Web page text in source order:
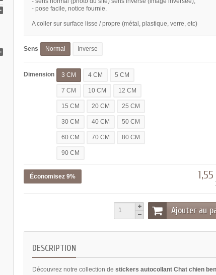
- pose facile, notice fournie.
A coller sur surface lisse / propre (métal, plastique, verre, etc)
Sens Normal Inverse
Dimension 3 CM 4 CM 5 CM
7 CM 10 CM 12 CM
15 CM 20 CM 25 CM
30 CM 40 CM 50 CM
60 CM 70 CM 80 CM
90 CM
Économisez 9%
Ajouter au
DESCRIPTION
Découvrez notre collection de stickers autocollant Chat chien